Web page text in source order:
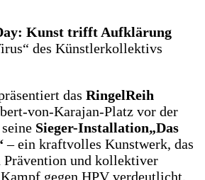
Kunst trifft Aufklärung
des Künstlerkollektivs
das RingelReih
von-Karajan-Platz vor der
Sieger-Installation„Das
– ein kraftvolles Kunstwerk, das
Prävention und kollektiver
gegen HPV verdeutlicht.